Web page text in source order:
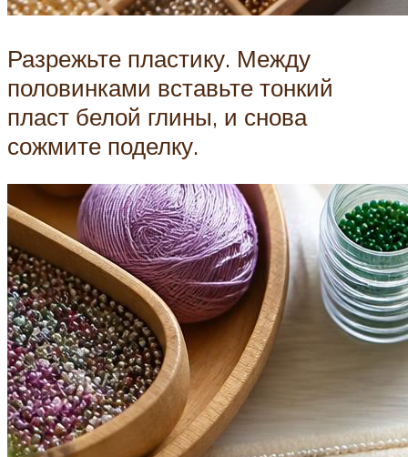
Разрежьте пластику. Между
половинками вставьте тонкий
пласт белой глины, и снова
сожмите поделку.